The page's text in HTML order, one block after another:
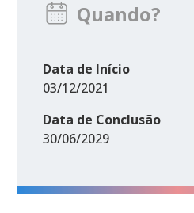
Quando?
Data de Início
03/12/2021
Data de Conclusão
30/06/2029